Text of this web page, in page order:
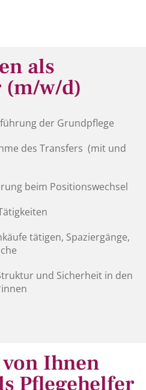
als
(m/w/d)
der Grundpflege
des Transfers (mit und
beim Positionswechsel
tätigen, Spaziergänge,
und Sicherheit in den
Ihnen
Pflegehelfer